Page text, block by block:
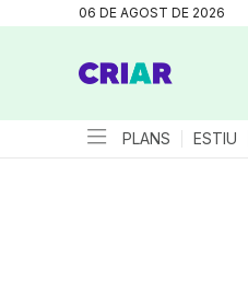
06 DE AGOST DE 2026
PLANS ESTIU